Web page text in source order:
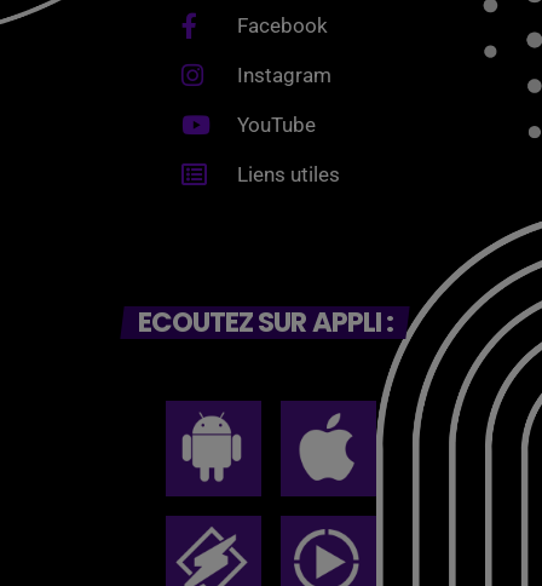
Facebook
Instagram
YouTube
Liens utiles
ECOUTEZ SUR APPLI :